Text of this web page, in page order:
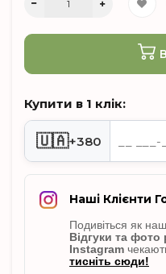
Купити в 1 клік:
🇺🇦+380
Наші Клієнти
Подивіться як
Відгуки та фото
Instagram
тисніть сюди!